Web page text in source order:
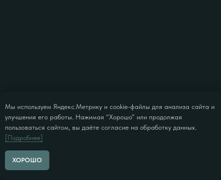
Мы используем Яндекс.Метрику и cookie-файлы для анализа сайта и
улучшения его работы. Нажимая “Хорошо” или продолжая
пользоваться сайтом, вы даёте согласие на обработку данных.
[Подробнее]
ХОРОШО